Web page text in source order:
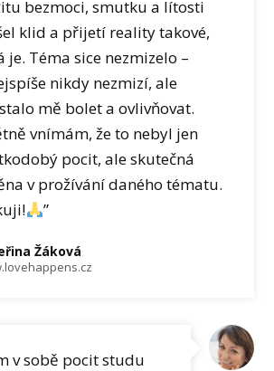
bezmoci, smutku a lítosti
klid a přijetí reality takové,
je. Téma sice nezmizelo –
nikdy nezmizí, ale
mě bolet a ovlivňovat.
vnímám, že to nebyl jen
pocit, ale skutečná
v prožívání daného tématu.
”
Žáková
v sobě pocit studu